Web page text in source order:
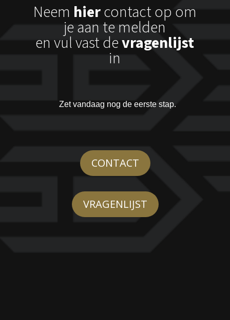
Neem hiercontact op om
je aan te melden
en vul vast devragenlijst
in
Zet vandaag nog de eerste stap.
CONTACT
VRAGENLIJST